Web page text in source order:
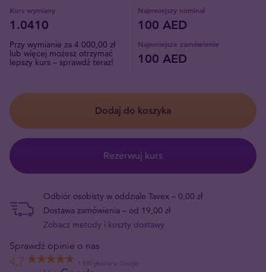
Kurs wymiany
1.0410
Najmniejszy nominał
100 AED
Przy wymianie za 4 000,00 zł
lub więcej możesz otrzymać
lepszy kurs – sprawdź teraz!
Najmniejsze zamówienie
100 AED
Dodaj do koszyka
Rezerwuj kurs
Odbiór osobisty w oddziale Tavex – 0,00 zł
Dostawa zamówienia – od 19,00 zł
Zobacz metody i koszty dostawy
Sprawdź opinie o nas
4,7 1 550 głosów w Google